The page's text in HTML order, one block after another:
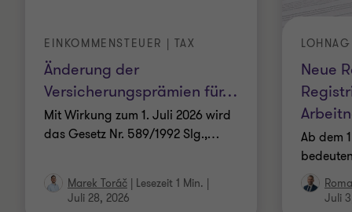
Änderung der
Versicherungsprämien für…
EINKOMMENSTEUER | TAX
Mit Wirkung zum 1. Juli 2026 wird
das Gesetz Nr. 589/1992 Slg.,…
Marek Toráč | Lesezeit 1 Min. |
Juli 28, 2026
Neue
Ab dem
Juli